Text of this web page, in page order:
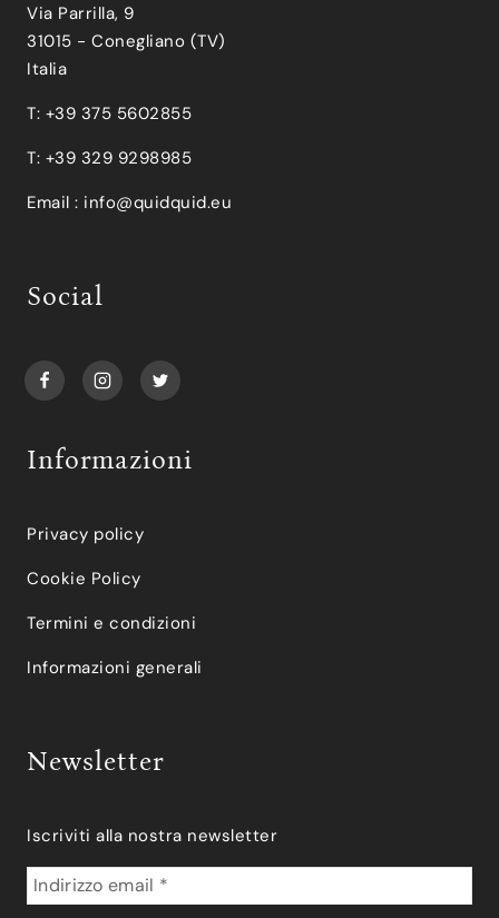
Via Parrilla, 9
31015 - Conegliano (TV)
Italia
T: +39 375 5602855
T: +39 329 9298985
Email : info@quidquid.eu
Social
Informazioni
Privacy policy
Cookie Policy
Termini e condizioni
Informazioni generali
Newsletter
Iscriviti alla nostra newsletter